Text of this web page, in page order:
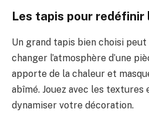
Les tapis pour redéfinir
Un grand tapis bien choisi
changer l’atmosphère d’une
apporte de la chaleur et
abîmé. Jouez avec les
dynamiser votre décoration.